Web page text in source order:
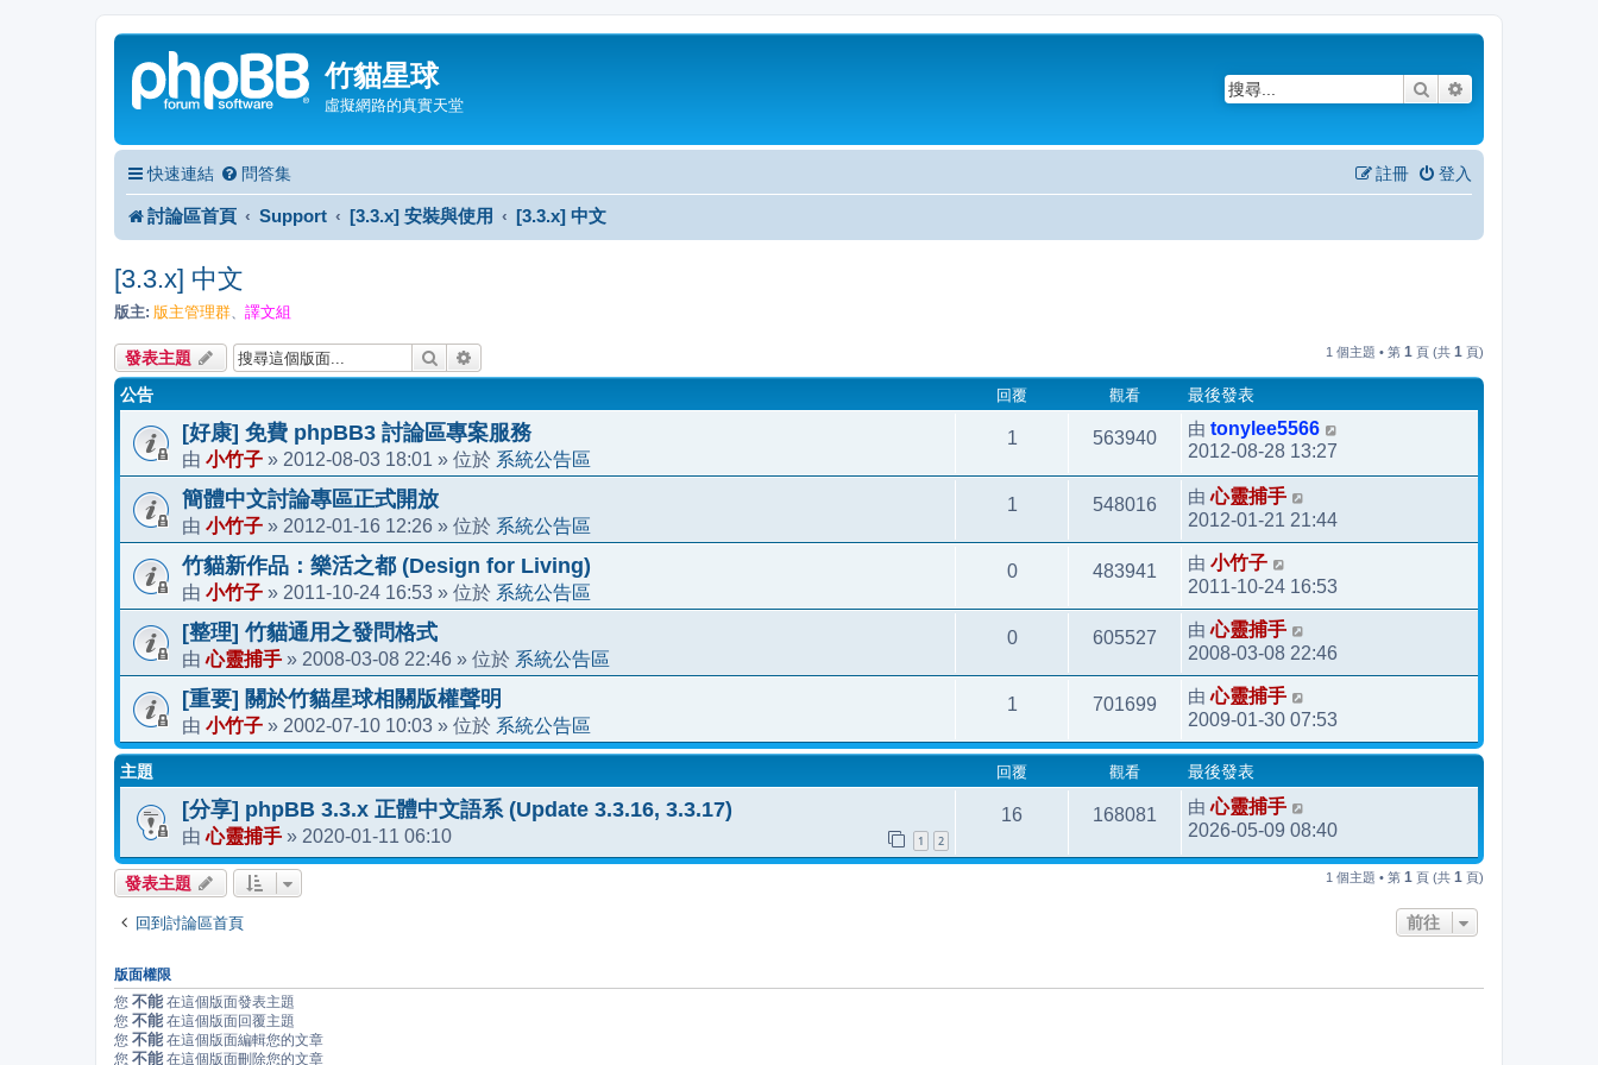
竹貓星球
虛擬網路的真實天堂
搜尋
快速連結 問答集 登入
註冊
討論區首頁 Support [3.3.x] 安裝與使用 [3.3.x] 中文
[3.3.x] 中文
版主: 版主管理群 譯文組
發表主題 搜尋 1 個主題 • 第 1 頁 (共 1 頁)
公告 回覆 觀看 最後發表
[好康] 免費 phpBB3 討論區專案服務
由 小竹子 » 2012-08-03 18:01 » 位於 系統公告區
1 563940 由 tonylee5566
2012-08-28 13:27
簡體中文討論專區正式開放
由 小竹子 » 2012-01-16 12:26 » 位於 系統公告區
1 548016 由心靈捕手
2012-01-21 21:44
竹貓新作品：樂活之都 (Design for Living)
由 小竹子 » 2011-10-24 16:53 » 位於 系統公告區
0 483941 由 小竹子
2011-10-24 16:53
[整理] 竹貓通用之發問格式
由心靈捕手 » 2008-03-08 22:46 » 位於 系統公告區
0 605527 由心靈捕手
2008-03-08 22:46
[重要] 關於竹貓星球相關版權聲明
由 小竹子 » 2002-07-10 10:03 » 位於 系統公告區
1 701699 由心靈捕手
2009-01-30 07:53
主題 回覆 觀看 最後發表
[分享] phpBB 3.3.x 正體中文語系 (Update 3.3.16, 3.3.17)
由心靈捕手 » 2020-01-11 06:10 1 2
16 168081 由心靈捕手
2026-05-09 08:40
發表主題 1 個主題 • 第 1 頁 (共 1 頁)
回到討論區首頁 前往
版面權限
您 不能 在這個版面發表主題
您 不能 在這個版面回覆主題
您 不能 在這個版面編輯您的文章
您 不能 在這個版面刪除您的文章